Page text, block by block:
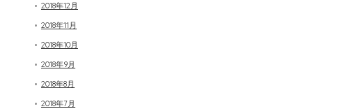
2018年12月
2018年11月
2018年10月
2018年9月
2018年8月
2018年7月